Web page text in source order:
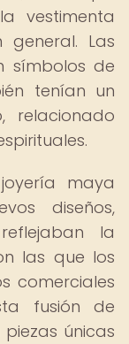
vestimenta
Las
símbolos de
tenían un
relacionado
maya
diseños,
la
las que los
comerciales
fusión de
únicas